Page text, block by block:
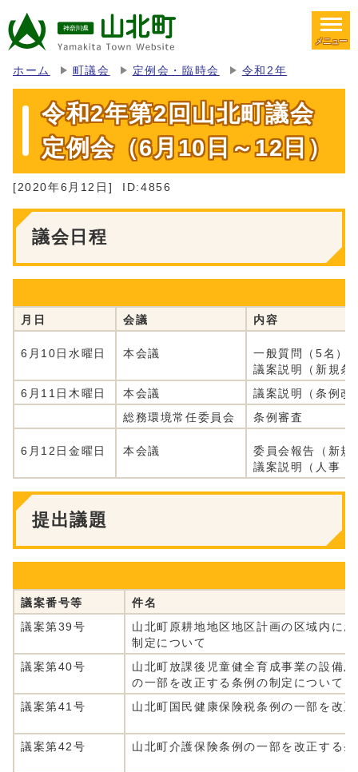
メニュー
ホーム 町議会 定例会・臨時会 令和2年
令和2年第2回山北町議会
定例会（6月10日～12日）
[2020年6月12日] ID:4856
議会日程
月日 会議 内容
6月10日水曜日 本会議
一般質問（5名）
議案説明（新規
6月11日木曜日
本会議
議案説明（条例
総務環境常任委員会
条例審査
6月12日金曜日 本会議
委員会報告（新
議案説明（人事
提出議題
議案番号等
件名
議案第39号
山北町原耕地地区地区計画の区域内に
制定について
議案第40号
山北町放課後児童健全育成事業の設備
の一部を改正する条例の制定について
議案第41号
山北町国民健康保険税条例の一部を改
議案第42号 山北町介護保険条例の一部を改正する